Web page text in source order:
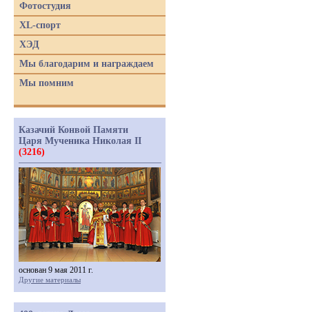
Фотостудия
XL-спорт
ХЭД
Мы благодарим и награждаем
Мы помним
Казачий Конвой Памяти
Царя Мученика Николая II
(3216)
основан 9 мая 2011 г.
Другие материалы